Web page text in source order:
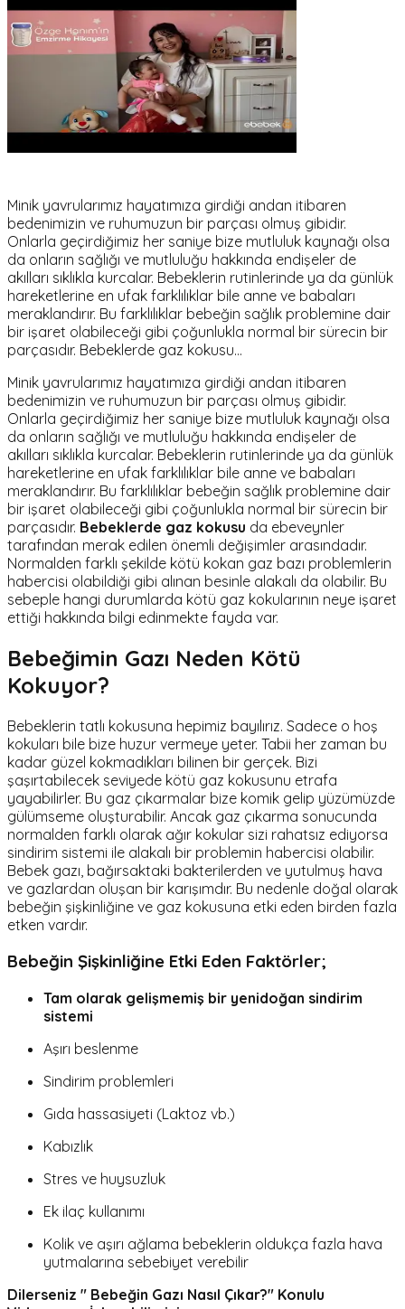
Minik yavrularımız hayatımıza girdiği andan itibaren
bedenimizin ve ruhumuzun bir parçası olmuş gibidir.
Onlarla geçirdiğimiz her saniye bize mutluluk kaynağı olsa
da onların sağlığı ve mutluluğu hakkında endişeler de
akılları sıklıkla kurcalar. Bebeklerin rutinlerinde ya da günlük
hareketlerine en ufak farklılıklar bile anne ve babaları
meraklandırır. Bu farklılıklar bebeğin sağlık problemine dair
bir işaret olabileceği gibi çoğunlukla normal bir sürecin bir
parçasıdır. Bebeklerde gaz kokusu…
Minik yavrularımız hayatımıza girdiği andan itibaren
bedenimizin ve ruhumuzun bir parçası olmuş gibidir.
Onlarla geçirdiğimiz her saniye bize mutluluk kaynağı olsa
da onların sağlığı ve mutluluğu hakkında endişeler de
akılları sıklıkla kurcalar. Bebeklerin rutinlerinde ya da günlük
hareketlerine en ufak farklılıklar bile anne ve babaları
meraklandırır. Bu farklılıklar bebeğin sağlık problemine dair
bir işaret olabileceği gibi çoğunlukla normal bir sürecin bir
parçasıdır. Bebeklerde gaz kokusu da ebeveynler
tarafından merak edilen önemli değişimler arasındadır.
Normalden farklı şekilde kötü kokan gaz bazı problemlerin
habercisi olabildiği gibi alınan besinle alakalı da olabilir. Bu
sebeple hangi durumlarda kötü gaz kokularının neye işaret
ettiği hakkında bilgi edinmekte fayda var.
Bebeğimin Gazı Neden Kötü
Kokuyor?
Bebeklerin tatlı kokusuna hepimiz bayılırız. Sadece o hoş
kokuları bile bize huzur vermeye yeter. Tabii her zaman bu
kadar güzel kokmadıkları bilinen bir gerçek. Bizi
şaşırtabilecek seviyede kötü gaz kokusunu etrafa
yayabilirler. Bu gaz çıkarmalar bize komik gelip yüzümüzde
gülümseme oluşturabilir. Ancak gaz çıkarma sonucunda
normalden farklı olarak ağır kokular sizi rahatsız ediyorsa
sindirim sistemi ile alakalı bir problemin habercisi olabilir.
Bebek gazı, bağırsaktaki bakterilerden ve yutulmuş hava
ve gazlardan oluşan bir karışımdır. Bu nedenle doğal olarak
bebeğin şişkinliğine ve gaz kokusuna etki eden birden fazla
etken vardır.
Bebeğin Şişkinliğine Etki Eden Faktörler;
Tam olarak gelişmemiş bir yenidoğan sindirim
sistemi
Aşırı beslenme
Sindirim problemleri
Gıda hassasiyeti (Laktoz vb.)
Kabızlık
Stres ve huysuzluk
Ek ilaç kullanımı
Kolik ve aşırı ağlama bebeklerin oldukça fazla hava
yutmalarına sebebiyet verebilir
Dilerseniz " Bebeğin Gazı Nasıl Çıkar?" Konulu